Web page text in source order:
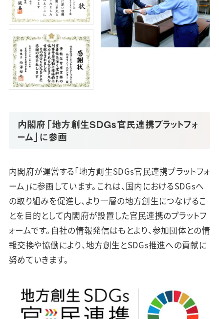
内閣府「地方創生SDGs官民連携プラットフォ
ーム」に参画
内閣府が運営する「地方創生SDGs官民連携プラットフォ
ーム」に参画しています。これは、国内におけるSDGsへ
の取り組みを促進し、より一層の地方創生につなげるこ
とを目的として内閣府が設置した官民連携のプラットフ
ォームです。自社の情報発信はもとより、参加団体との情
報交換や協働により、地方創生とSDGs推進への貢献に
努めていきます。